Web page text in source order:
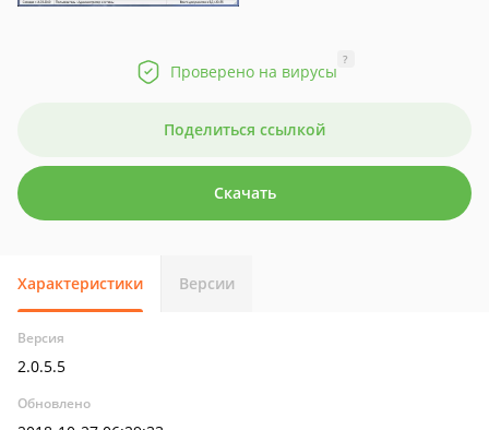
Проверено на вирусы
?
Поделиться ссылкой
Скачать
Характеристики Версии
Версия
2.0.5.5
Обновлено